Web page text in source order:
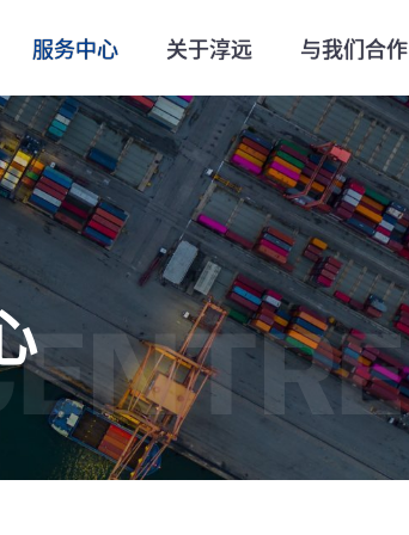
服务中心 关于淳远 与我们合作